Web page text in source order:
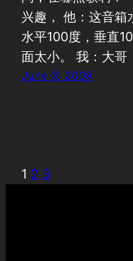
兴趣， 他：这音箱
水平100度，垂直
面太小。 我：大
June 3, 2009
1 2 3